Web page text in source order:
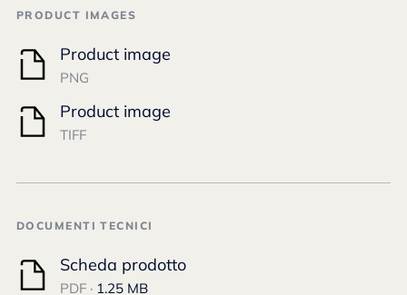
PRODUCT IMAGES
Product image
PNG
Product image
TIFF
DOCUMENTI TECNICI
Scheda prodotto
PDF · 1.25 MB